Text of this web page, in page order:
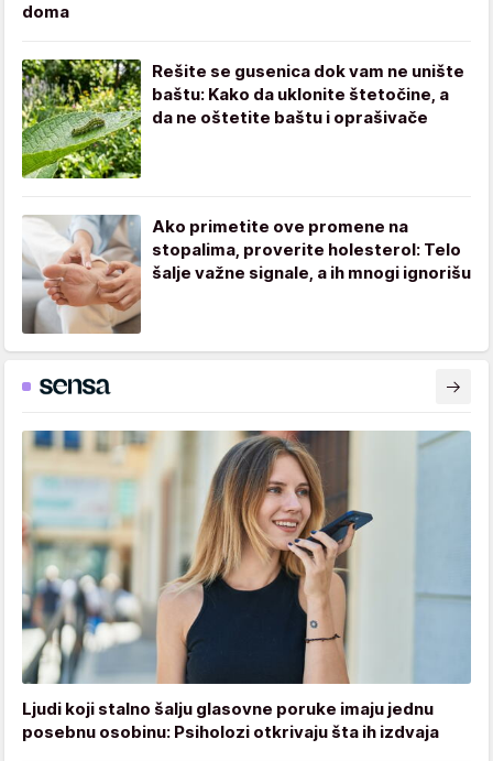
doma
Rešite se gusenica dok vam ne unište
baštu: Kako da uklonite štetočine, a
da ne oštetite baštu i oprašivače
Ako primetite ove promene na
stopalima, proverite holesterol: Telo
šalje važne signale, a ih mnogi ignorišu
Ljudi koji stalno šalju glasovne poruke imaju jednu
posebnu osobinu: Psiholozi otkrivaju šta ih izdvaja